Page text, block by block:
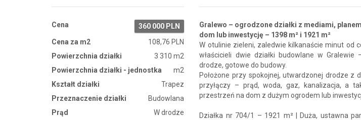
Cena
360 000 PLN
Cena za m2
108,76 PLN
Powierzchnia działki
3 310 m2
Powierzchnia działki - jednostka
m2
Kształt działki
Trapez
Przeznaczenie działki
Budowlana
Prąd
W drodze
Gralewo – ogrodzone działki z mediami,
dom lub inwestycję – 1398 m² i 1921 m²
W otulinie zieleni, zaledwie kilkanaście minut od
właścicieli dwie działki budowlane w
drodze, gotowe do budowy.
Położone przy spokojnej, utwardzonej drodze z
przyłączy – prąd, woda, gaz, kanalizacja, a
przestrzeń na dom z dużym ogrodem lub
Działka nr 704/1 – 1921 m² | Duża, ustawna